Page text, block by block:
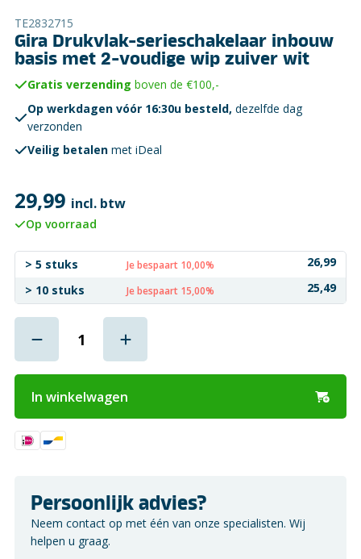
TE2832715
Gira Drukvlak-serieschakelaar inbouw
basis met 2-voudige wip zuiver wit
Gratis verzending boven de €100,-
Op werkdagen vóór 16:30u besteld, dezelfde dag
verzonden
Veilig betalen met iDeal
29,99 incl. btw
Op voorraad
> 5 stuks Je bespaart 10,00%
26,99
> 10 stuks
Je bespaart 15,00% 25,49
In winkelwagen
Persoonlijk advies?
Neem contact op met één van onze specialisten. Wij
helpen u graag.